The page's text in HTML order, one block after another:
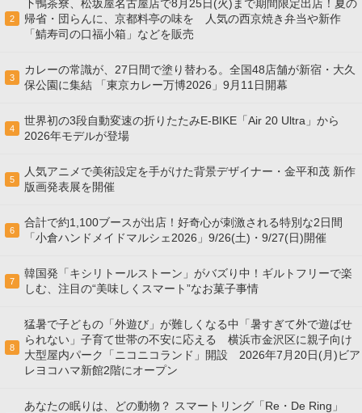
2
下鴨茶寮、松坂屋名古屋店で8月25日(火)まで期間限定出店！夏の
帰省・団らんに、京都料亭の味を 人気の西京焼き弁当や新作
「鯖寿司の口福小箱」などを販売
3
カレーの常識が、27日間で塗り替わる。全国48店舗が新宿・大久
保公園に集結 「東京カレー万博2026」9月11日開幕
4
世界初の3段自動変速の折りたたみE-BIKE「Air 20 Ultra」から
2026年モデルが登場
5
人気アニメで美術設定を手がけた背景デザイナー・金平和茂 新作
版画発表展を開催
6
合計で約1,100ブースが出店！好奇心が刺激される特別な2日間
「小倉ハンドメイドマルシェ2026」9/26(土)・9/27(日)開催
7
韓国発「キシリトールストーン」がバズり中！ギルトフリーで楽
しむ、注目の“美味しくスマート”なお菓子事情
8
猛暑で子どもの「外遊び」が難しくなる中「暑すぎて外で遊ばせ
られない」子育て世帯の不安に応える 横浜市金沢区に親子向け
大型屋内パーク「ニコニコランド」開設 2026年7月20日(月)ビア
レヨコハマ新館2階にオープン
あなたの眠りは、どの動物？ スマートリング「Re・De Ring」